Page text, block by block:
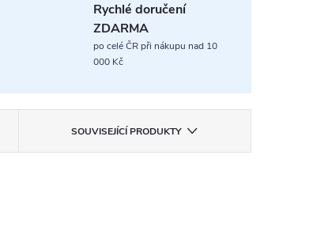
Rychlé doručení
ZDARMA
po celé ČR při nákupu nad 10
000 Kč
SOUVISEJÍCÍ PRODUKTY